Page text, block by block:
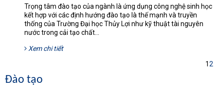
Trọng tâm đào tạo của ngành là ứng dụng công nghệ sinh học
kết hợp với các định hướng đào tạo là thế mạnh và truyền
thống của Trường Đại học Thủy Lợi như kỹ thuật tài nguyên
nước trong cải tạo chất...
Xem chi tiết
12
Đào tạo